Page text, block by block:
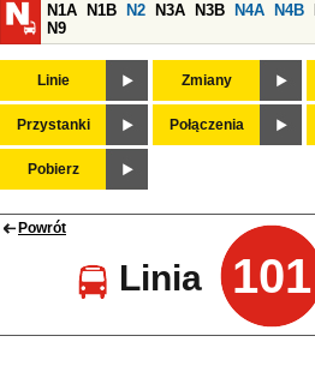
N1A
N1B N2 N3A N3B N4A N4B
N9
Linie Zmiany
Przystanki Połączenia
Pobierz
Powrót
Linia 101